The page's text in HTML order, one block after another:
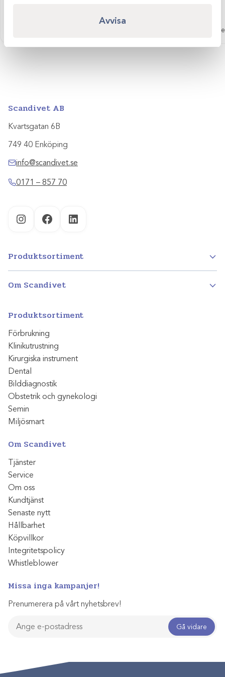
Avvisa
Logga in för att
Scandivet AB
Kvartsgatan 6B
749 40 Enköping
info@scandivet.se
0171 – 857 70
InstagramFacebookLinkedIn
Produktsortiment
Om Scandivet
Produktsortiment
Förbrukning
Klinikutrustning
Kirurgiska instrument
Dental
Bilddiagnostik
Obstetrik och gynekologi
Semin
Miljösmart
Om Scandivet
Tjänster
Service
Om oss
Kundtjänst
Senaste nytt
Hållbarhet
Köpvillkor
Integritetspolicy
Whistleblower
Missa inga kampanjer!
Prenumerera på vårt nyhetsbrev!
Gå vidare